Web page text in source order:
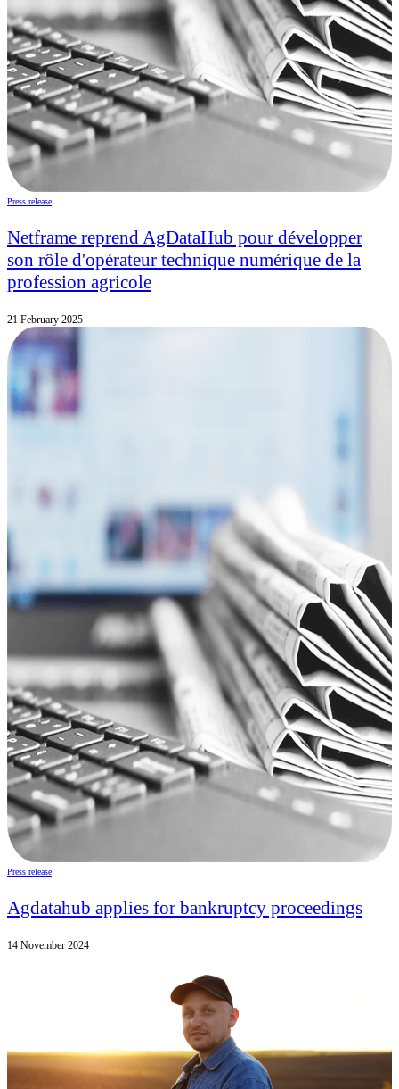
Press release
Netframe reprend AgDataHub pour développer
son rôle d'opérateur technique numérique de la
profession agricole
21 February 2025
Press release
Agdatahub applies for bankruptcy proceedings
14 November 2024